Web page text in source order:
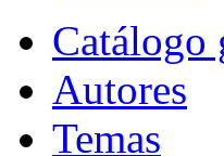
Catálogo
Autores
Temas